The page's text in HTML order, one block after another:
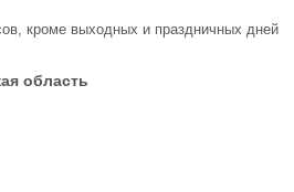
кроме выходных и праздничных дней
область